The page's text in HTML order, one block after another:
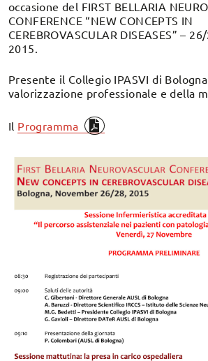
occasione del FIRST BELLARIA
CONFERENCE “NEW CONCEPTS IN
CEREBROVASCULAR DISEASES” –
2015.
Presente il Collegio IPASVI di
valorizzazione professionale e della
Il Programma